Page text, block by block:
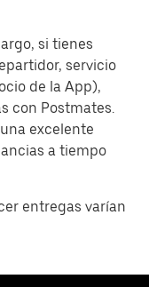
si tienes
servicio
de la App),
con Postmates.
excelente
a tiempo
entregas varían